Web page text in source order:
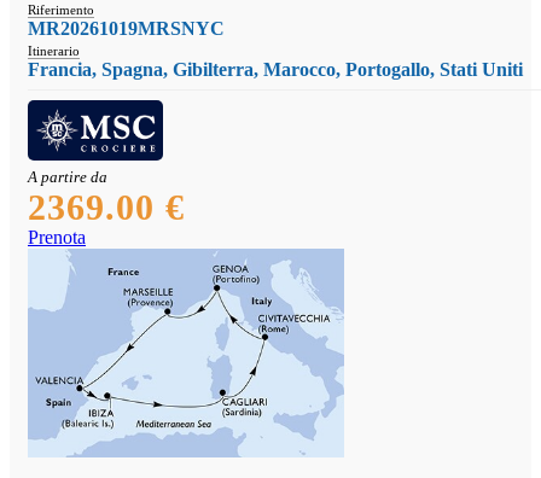
Riferimento
MR20261019MRSNYC
Itinerario
Francia, Spagna, Gibilterra, Marocco, Portogallo, Stati Uniti
A partire da
2369.00 €
Prenota